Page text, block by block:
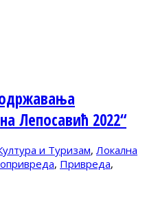
Лепосавић 2022“
и Туризам, Локална
, Привреда,